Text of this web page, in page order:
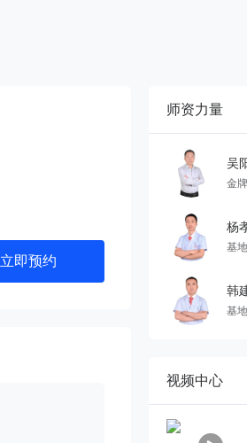
立即预约
师资力量
吴
金
杨
基
韩
基
视频中心